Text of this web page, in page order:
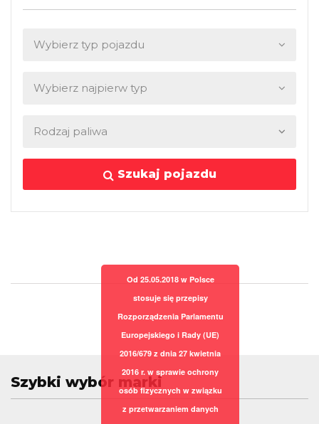
Szukaj pojazdu
Szybki wybór marki
Od 25.05.2018 w Polsce
stosuje się przepisy
Rozporządzenia Parlamentu
Europejskiego i Rady (UE)
2016/679 z dnia 27 kwietnia
2016 r. w sprawie ochrony
osób fizycznych w związku
z przetwarzaniem danych